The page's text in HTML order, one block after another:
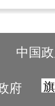
中国
府